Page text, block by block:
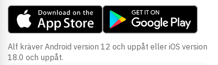
Alf kräver Android version 12 och uppåt eller iOS version
18.0 och uppåt.